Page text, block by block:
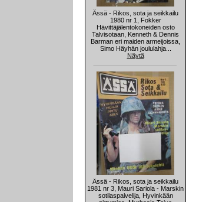
Ässä - Rikos, sota ja seikkailu
1980 nr 1, Fokker
Hävittäjälentokoneiden osto
Talvisotaan, Kenneth & Dennis
Barman eri maiden armeijoissa,
Simo Häyhän joululahja...
Näytä
Ässä - Rikos, sota ja seikkailu
1981 nr 3, Mauri Sariola - Marskin
sotilaspalvelija, Hyvinkään